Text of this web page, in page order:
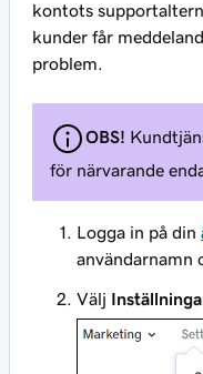
kontots
kunder får
problem.
OBS!
för närvarande
Logga in på din
användarnamn
Välj